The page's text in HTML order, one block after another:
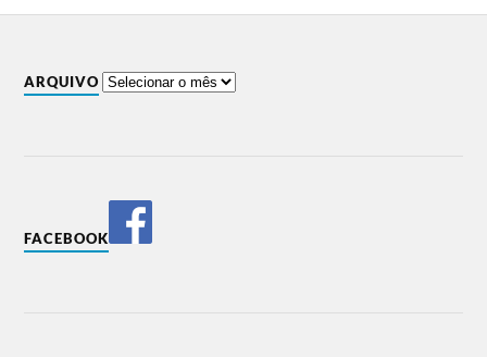
ARQUIVO
FACEBOOK